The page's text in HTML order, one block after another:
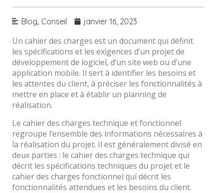
Blog, Conseil janvier 16, 2023
Un cahier des charges est un document qui définit
les spécifications et les exigences d’un projet de
développement de logiciel, d’un site web ou d’une
application mobile. Il sert à identifier les besoins et
les attentes du client, à préciser les fonctionnalités à
mettre en place et à établir un planning de
réalisation.
Le cahier des charges technique et fonctionnel
regroupe l’ensemble des informations nécessaires à
la réalisation du projet. Il est généralement divisé en
deux parties : le cahier des charges technique qui
décrit les spécifications techniques du projet et le
cahier des charges fonctionnel qui décrit les
fonctionnalités attendues et les besoins du client.